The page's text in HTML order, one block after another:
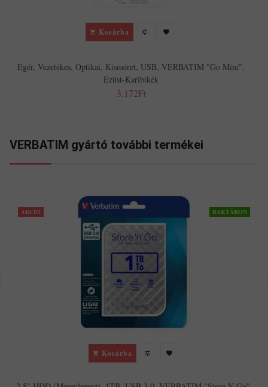
Kosárba
Egér, Vezetékes, Optikai, Kisméret, USB, VERBATIM "Go Mini",
Ezüst-Karibikék
3,172Ft
VERBATIM gyártó további termékei
AKCIÓ RAKTÁRON
Kosárba